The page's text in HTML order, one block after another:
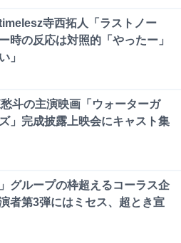
寺西拓人「ラストノー
時の反応は対照的「やったー」
」
斗の主演映画「ウォーターガ
」完成披露上映会にキャスト集
」グループの枠超えるコーラス企
者第3弾にはミセス、超とき宣